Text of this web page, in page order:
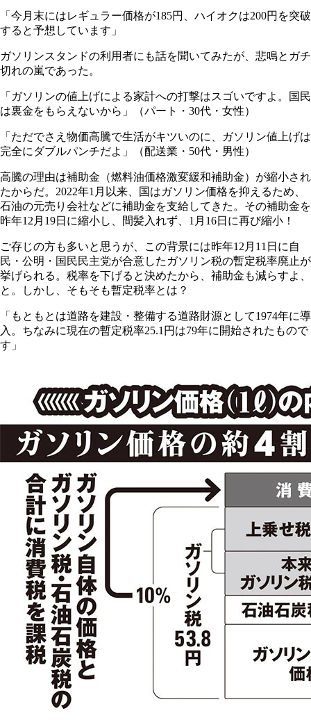
「今月末にはレギュラー価格が185円、ハイオクは200円を突破
すると予想しています」
ガソリンスタンドの利用者にも話を聞いてみたが、悲鳴とガチ
切れの嵐であった。
「ガソリンの値上げによる家計への打撃はスゴいですよ。国民
は裏金をもらえないから」（パート・30代・女性）
「ただでさえ物価高騰で生活がキツいのに、ガソリン値上げは
完全にダブルパンチだよ」（配送業・50代・男性）
高騰の理由は補助金（燃料油価格激変緩和補助金）が縮小され
たからだ。2022年1月以来、国はガソリン価格を抑えるため、
石油の元売り会社などに補助金を支給してきた。その補助金を
昨年12月19日に縮小し、間髪入れず、1月16日に再び縮小！
ご存じの方も多いと思うが、この背景には昨年12月11日に自
民・公明・国民民主党が合意したガソリン税の暫定税率廃止が
挙げられる。税率を下げると決めたから、補助金も減らすよ、
と。しかし、そもそも暫定税率とは？
「もともとは道路を建設・整備する道路財源として1974年に導
入。ちなみに現在の暫定税率25.1円は79年に開始されたもので
す」